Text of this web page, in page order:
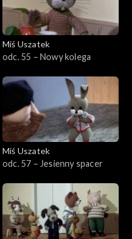
Miś Uszatek
odc. 55 – Nowy kolega
Miś Uszatek
odc. 57 – Jesienny spacer